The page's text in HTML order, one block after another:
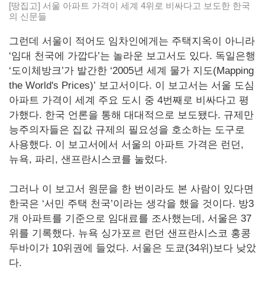
[땅집고] 서울 아파트 가격이 세계 4위로 비싸다고 보도한 한국
의 신문들
그런데 서울이 적어도 임차인에게는 주택지옥이 아니라
‘임대 천국에 가깝다’는 놀라운 보고서도 있다. 독일은행
‘도이체방크’가 발간한 ‘2005년 세계 물가 지도(Mapping
the World's Prices)’ 보고서이다. 이 보고서는 서울 도심
아파트 가격이 세계 주요 도시 중 4번째로 비싸다고 평
가했다. 한국 언론을 통해 대대적으로 보도됐다. 규제만
능주의자들은 집값 규제의 필요성을 호소하는 도구로
사용했다. 이 보고서에서 서울의 아파트 가격은 런던,
뉴욕, 파리, 샌프란시스코를 눌렀다.
그러나 이 보고서 원문을 한 번이라도 본 사람이 있다면
한국은 ‘서민 주택 천국’이라는 생각을 했을 것이다. 방3
개 아파트를 기준으로 임대료를 조사했는데, 서울은 37
위를 기록했다. 뉴욕 싱가포르 런던 샌프란시스코 홍콩
두바이가 10위권에 들었다. 서울은 도쿄(34위)보다 낮았
다.